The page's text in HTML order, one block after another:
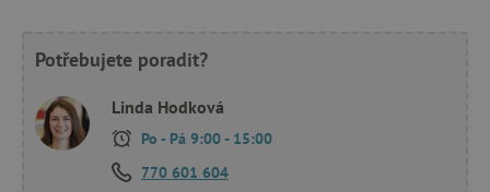
Potřebujete poradit?
Linda Hodková
Po - Pá 9:00 - 15:00
770 601 604